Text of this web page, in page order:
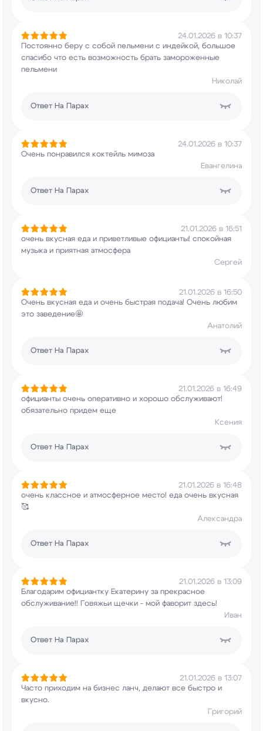
24.01.2026 в 10:37
Постоянно беру с собой пельмени с индейкой, большое
спасибо что есть возможность брать замороженные
пельмени
Николай
Ответ На Парах
24.01.2026 в 10:37
Очень понравился коктейль мимоза
Евангелина
Ответ На Парах
21.01.2026 в 16:51
очень вкусная еда и приветливые официанты! спокойная
музыка и приятная атмосфера
Сергей
21.01.2026 в 16:50
Очень вкусная еда и очень быстрая подача! Очень любим
это заведение🤩
Анатолий
Ответ На Парах
21.01.2026 в 16:49
официанты очень оперативно и хорошо обслуживают!
обязательно придем еще
Ксения
Ответ На Парах
21.01.2026 в 16:48
очень классное и атмосферное место! еда очень вкусная
🥰
Александра
Ответ На Парах
21.01.2026 в 13:09
Благодарим официантку Екатерину за прекрасное
обслуживание!! Говяжьи щечки - мой фаворит здесь!
Иван
Ответ На Парах
21.01.2026 в 13:07
Часто приходим на бизнес ланч, делают все быстро и
вкусно.
Григорий